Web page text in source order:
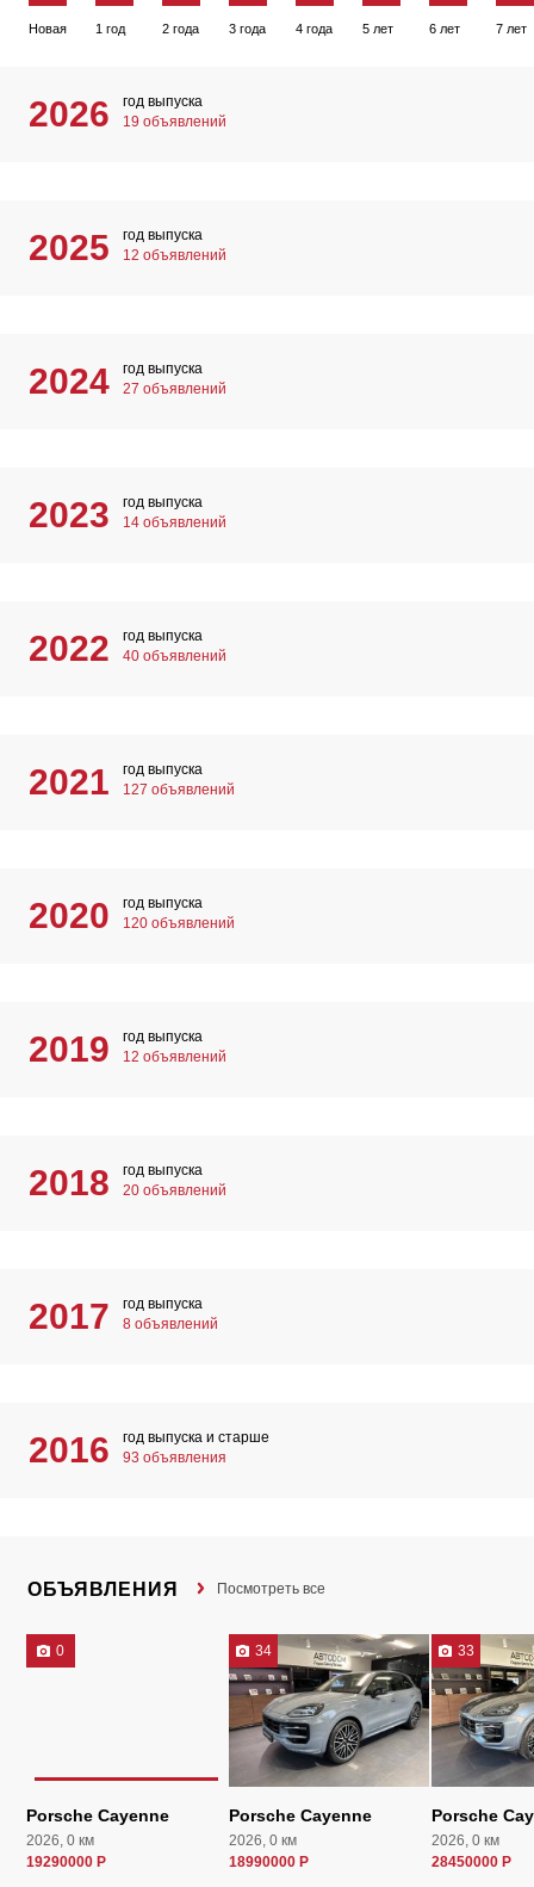
Новая 1 год 2 года 3 года 4 года 5 лет 6 лет 7 лет
2026
год выпуска
19 объявлений
2025
год выпуска
12 объявлений
2024
год выпуска
27 объявлений
2023
год выпуска
14 объявлений
2022
год выпуска
40 объявлений
2021
год выпуска
127 объявлений
2020
год выпуска
120 объявлений
2019
год выпуска
12 объявлений
2018
год выпуска
20 объявлений
2017
год выпуска
8 объявлений
2016
год выпуска и старше
93 объявления
ОБЪЯВЛЕНИЯ Посмотреть все
0
Porsche Cayenne
2026, 0 км
19290000 Р
34
Porsche Cayenne
2026, 0 км
18990000 Р
33
Porsche
2026, 0 км
28450000 Р